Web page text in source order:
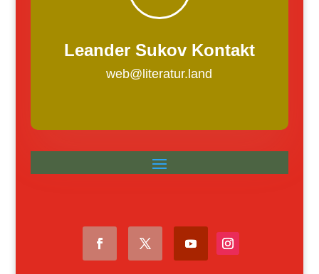
Leander Sukov Kontakt
web@literatur.land